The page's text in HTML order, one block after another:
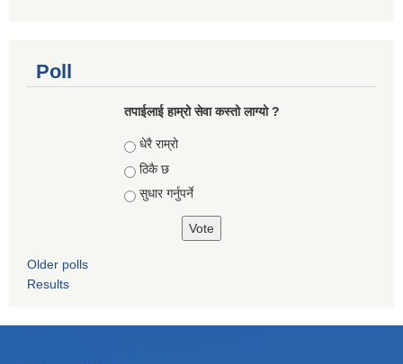
Poll
तपाईलाई हाम्रो सेवा कस्तो लाग्यो ?
Choices
धेरै राम्रो
ठिकै छ
सुधार गर्नुपर्ने
Older polls
Results